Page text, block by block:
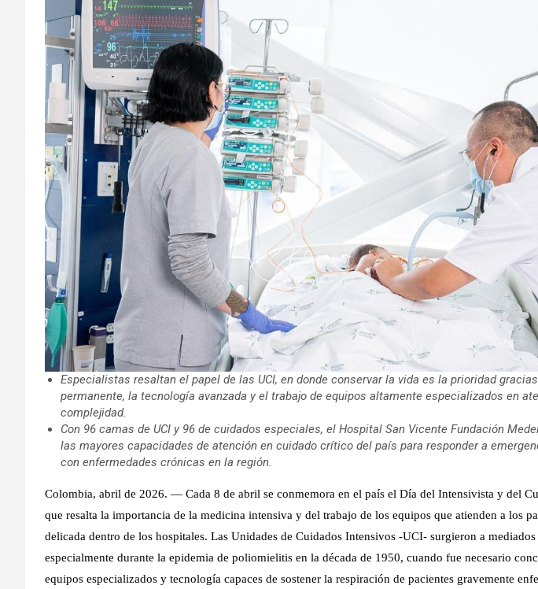
Especialistas resaltan el papel de las UCI, en donde conservar la vida es la prioridad
permanente, la tecnología avanzada y el trabajo de equipos altamente especializados en
complejidad.
Con 96 camas de UCI y 96 de cuidados especiales, el Hospital San Vicente Fundación
las mayores capacidades de atención en cuidado crítico del país para responder a
con enfermedades crónicas en la región.
Colombia, abril de 2026. — Cada 8 de abril se conmemora en el país el Día del Intensivista y del
que resalta la importancia de la medicina intensiva y del trabajo de los equipos que atienden a los
delicada dentro de los hospitales. Las Unidades de Cuidados Intensivos -UCI- surgieron a
especialmente durante la epidemia de poliomielitis en la década de 1950, cuando fue necesario
equipos especializados y tecnología capaces de sostener la respiración de pacientes gravemente